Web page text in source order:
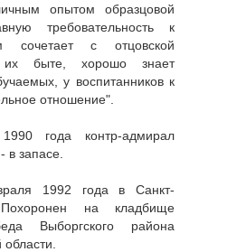
опытом образцовой
требовательность к
сочетает с отцовской
быте, хорошо знает
у воспитанников к
отношение".
года контр-адмирал
в запасе.
1992 года в Санкт-
Похоронен на кладбище
Выборгского района